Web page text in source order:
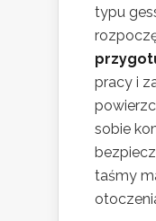
typu
pracy i
sobie
taśmy